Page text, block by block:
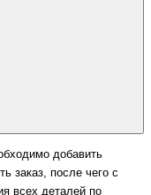
добавить
заказ, после чего с
всех деталей по